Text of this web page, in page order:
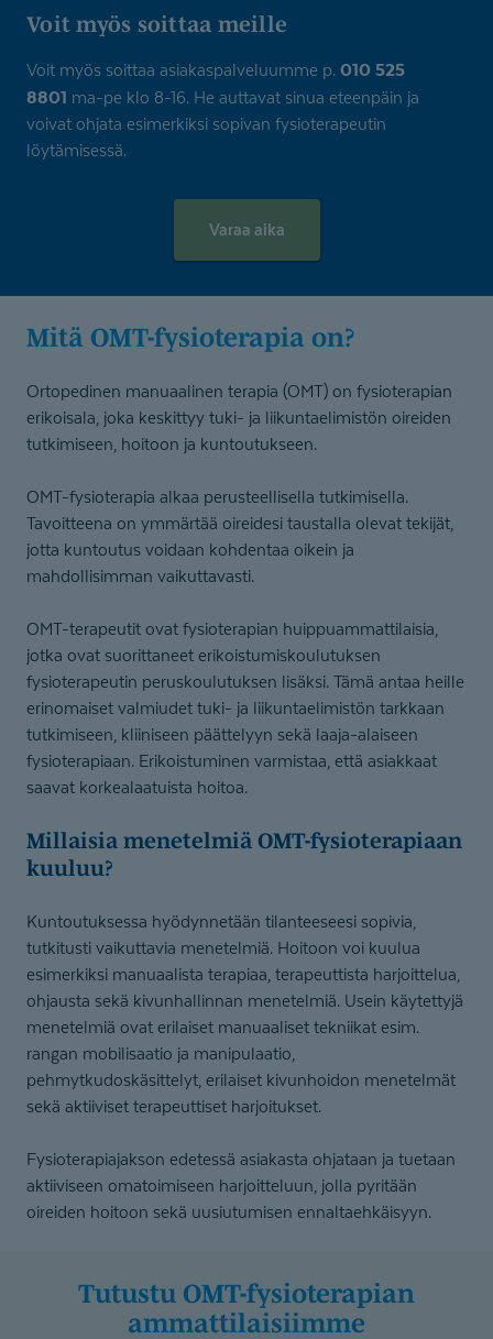
Voit myös soittaa meille
Voit myös soittaa asiakaspalveluumme p. 010 525
8801 ma-pe klo 8-16. He auttavat sinua eteenpäin ja
voivat ohjata esimerkiksi sopivan fysioterapeutin
löytämisessä.
Varaa aika
Mitä OMT-fysio­terapia on?
Ortopedinen manuaalinen terapia (OMT) on fysioterapian
erikoisala, joka keskittyy tuki- ja liikuntaelimistön oireiden
tutkimiseen, hoitoon ja kuntoutukseen.
OMT-fysioterapia alkaa perusteellisella tutkimisella.
Tavoitteena on ymmärtää oireidesi taustalla olevat tekijät,
jotta kuntoutus voidaan kohdentaa oikein ja
mahdollisimman vaikuttavasti.
OMT-terapeutit ovat fysioterapian huippuammattilaisia,
jotka ovat suorittaneet erikoistumiskoulutuksen
fysioterapeutin peruskoulutuksen lisäksi. Tämä antaa heille
erinomaiset valmiudet tuki- ja liikuntaelimistön tarkkaan
tutkimiseen, kliiniseen päättelyyn sekä laaja-alaiseen
fysioterapiaan. Erikoistuminen varmistaa, että asiakkaat
saavat korkealaatuista hoitoa.
Millaisia menetelmiä OMT-fysio­te­rapiaan
kuuluu?
Kuntoutuksessa hyödynnetään tilanteeseesi sopivia,
tutkitusti vaikuttavia menetelmiä. Hoitoon voi kuulua
esimerkiksi manuaalista terapiaa, terapeuttista harjoittelua,
ohjausta sekä kivunhallinnan menetelmiä. Usein käytettyjä
menetelmiä ovat erilaiset manuaaliset tekniikat esim.
rangan mobilisaatio ja manipulaatio,
pehmytkudoskäsittelyt, erilaiset kivunhoidon menetelmät
sekä aktiiviset terapeuttiset harjoitukset.
Fysioterapiajakson edetessä asiakasta ohjataan ja tuetaan
aktiiviseen omatoimiseen harjoitteluun, jolla pyritään
oireiden hoitoon sekä uusiutumisen ennaltaehkäisyyn.
Tutustu OMT-fysio­te­rapian
ammattilaisiimme